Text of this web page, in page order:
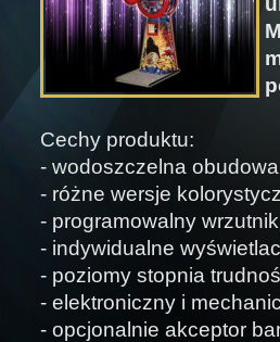
Cechy produktu:
- wodoszczelna
- różne wersje
- programowalny
- indywidualne
- poziomy stopnia
- elektroniczny i
- opcjonalnie akceptor